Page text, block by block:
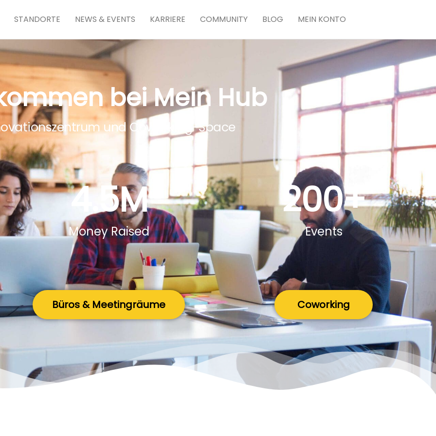
STANDORTE NEWS & EVENTS KARRIERE COMMUNITY BLOG MEIN KONTO
bei Mein Hub
und Coworking-Space
Money Raised
4.5M
Events
200+
Büros & Meetingräume Coworking